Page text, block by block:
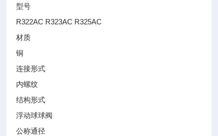
型号
R322AC R323AC R325AC
材质
铜
连接形式
内螺纹
结构形式
浮动球球阀
公称通径